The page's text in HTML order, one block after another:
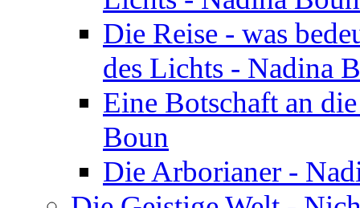
Die Reise - was
des Lichts - Nadina
Eine Botschaft an
Boun
Die Arborianer -